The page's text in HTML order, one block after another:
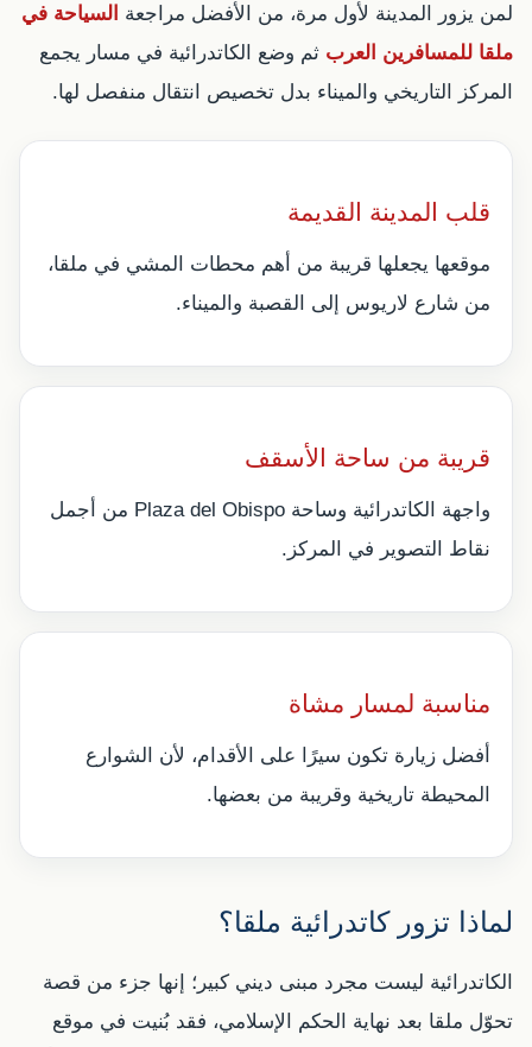
لمن يزور المدينة لأول مرة، من الأفضل مراجعة السياحة في
ملقا للمسافرين العرب ثم وضع الكاتدرائية في مسار يجمع
المركز التاريخي والميناء بدل تخصيص انتقال منفصل لها.
قلب المدينة القديمة
موقعها يجعلها قريبة من أهم محطات المشي في ملقا،
من شارع لاريوس إلى القصبة والميناء.
قريبة من ساحة الأسقف
واجهة الكاتدرائية وساحة Plaza del Obispo من أجمل
نقاط التصوير في المركز.
مناسبة لمسار مشاة
أفضل زيارة تكون سيرًا على الأقدام، لأن الشوارع
المحيطة تاريخية وقريبة من بعضها.
لماذا تزور كاتدرائية ملقا؟
الكاتدرائية ليست مجرد مبنى ديني كبير؛ إنها جزء من قصة
تحوّل ملقا بعد نهاية الحكم الإسلامي، فقد بُنيت في موقع